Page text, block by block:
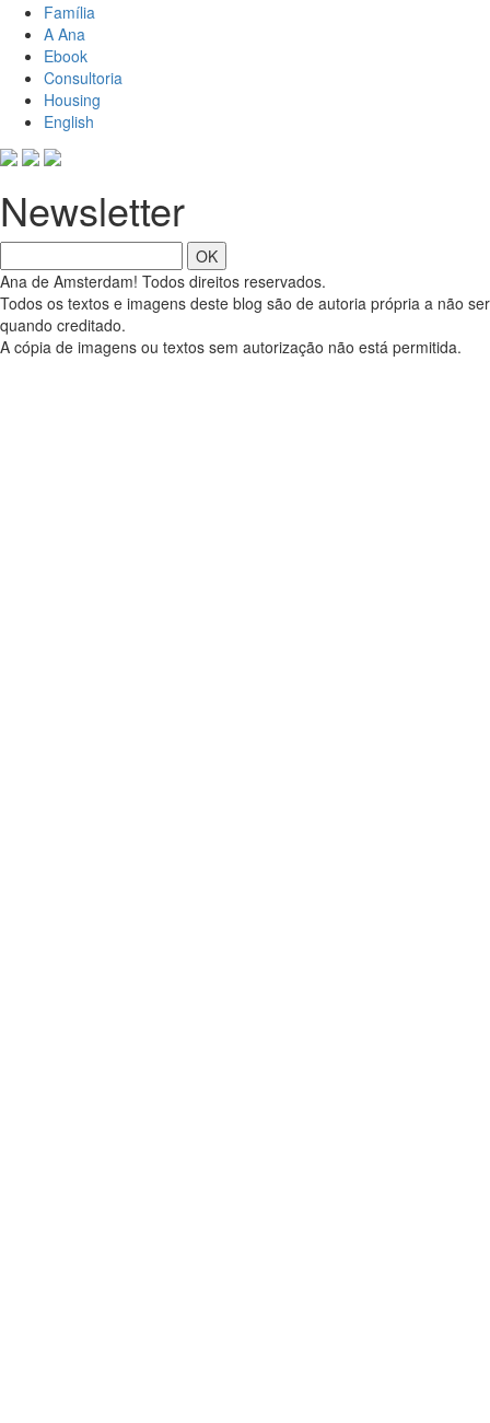
Família
A Ana
Ebook
Consultoria
Housing
English
Newsletter
OK
Ana de Amsterdam! Todos direitos reservados.
Todos os textos e imagens deste blog são de autoria própria a não ser
quando creditado.
A cópia de imagens ou textos sem autorização não está permitida.